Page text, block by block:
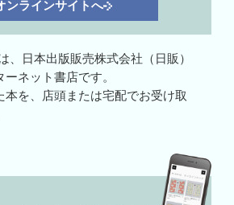
ンラインサイトへ
、日本出版販売株式会社（日販）
ネット書店です。
本を、店頭または宅配でお受け取